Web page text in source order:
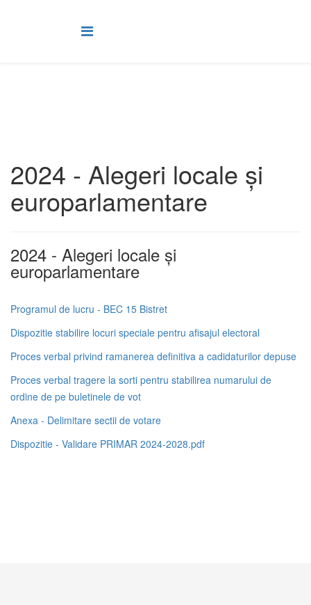
2024 - Alegeri locale și
europarlamentare
2024 - Alegeri locale și
europarlamentare
Programul de lucru - BEC 15 Bistret
Dispozitie stabilire locuri speciale pentru afisajul electoral
Proces verbal privind ramanerea definitiva a cadidaturilor depuse
Proces verbal tragere la sorti pentru stabilirea numarului de
ordine de pe buletinele de vot
Anexa - Delimitare sectii de votare
Dispozitie - Validare PRIMAR 2024-2028.pdf